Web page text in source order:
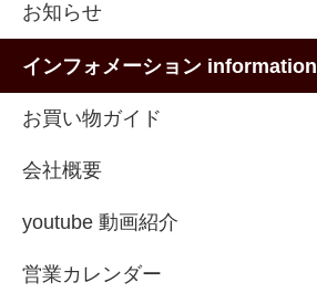
お知らせ
インフォメーション information
お買い物ガイド
会社概要
youtube 動画紹介
営業カレンダー